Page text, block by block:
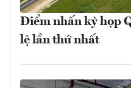
Điểm nhấn kỳ họp
lệ lần thứ nhất